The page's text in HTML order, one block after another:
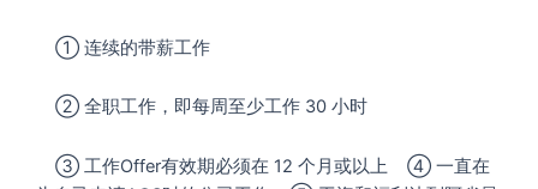
① 连续的带薪工作
② 全职工作，即每周至少工作 30 小时
③ 工作Offer有效期必须在 12 个月或以上 ④ 一直在